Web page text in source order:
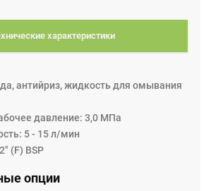
характеристики
антийриз, жидкость для омывания
давление: 3,0 МПа
5 - 15 л/мин
(F) BSP
опции